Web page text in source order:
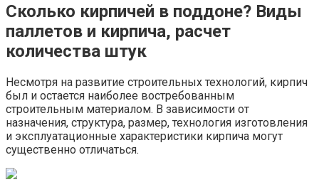
Сколько кирпичей в поддоне? Виды
паллетов и кирпича, расчет
количества штук
Несмотря на развитие строительных технологий, кирпич
был и остается наиболее востребованным
строительным материалом. В зависимости от
назначения, структура, размер, технология изготовления
и эксплуатационные характеристики кирпича могут
существенно отличаться.